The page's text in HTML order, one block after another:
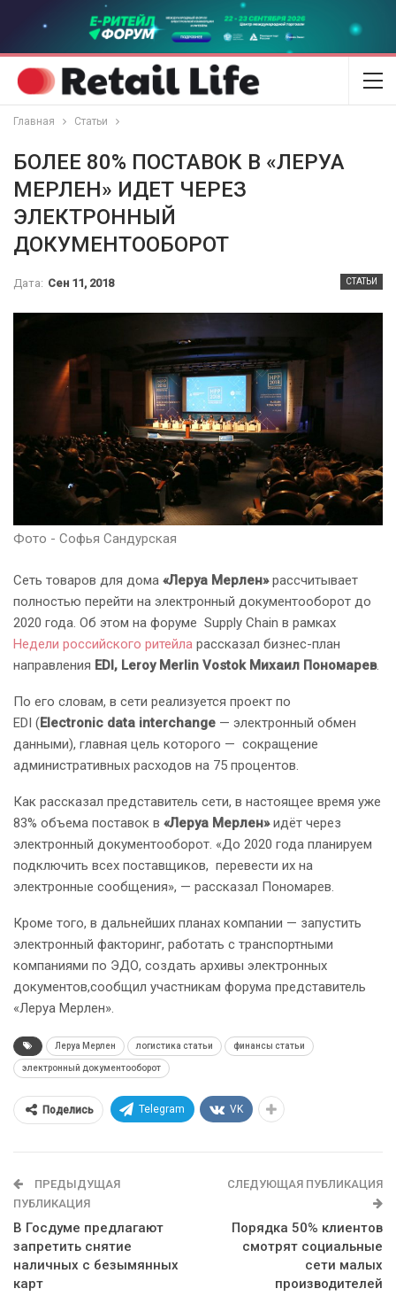
Главная Статьи
БОЛЕЕ 80% ПОСТАВОК В «ЛЕРУА
МЕРЛЕН» ИДЕТ ЧЕРЕЗ
ЭЛЕКТРОННЫЙ
ДОКУМЕНТООБОРОТ
СТАТЬИ
Дата: Сен 11, 2018
Фото - Софья Сандурская
Сеть товаров для дома «Леруа Мерлен»рассчитывает
полностью перейти на электронный документооборот до
2020 года. Об этом на форуме Supply Chain в рамках
Недели российского ритейла рассказал бизнес-план
направления EDI, Leroy Merlin Vostok Михаил Пономарев.
По его словам, в сети реализуется проект по
EDI (Electronic data interchange — электронный обмен
данными), главная цель которого — сокращение
административных расходов на 75 процентов.
Как рассказал представитель сети, в настоящее время уже
83% объема поставок в «Леруа Мерлен»идёт через
электронный документооборот. «До 2020 года планируем
подключить всех поставщиков, перевести их на
электронные сообщения», — рассказал Пономарев.
Кроме того, в дальнейших планах компании — запустить
электронный факторинг, работать с транспортными
компаниями по ЭДО, создать архивы электронных
документов,сообщил участникам форума представитель
«Леруа Мерлен».
Леруа Мерлен логистика статьи финансы статьи
электронный документооборот
Поделись Telegram VK
ПРЕДЫДУЩАЯ
ПУБЛИКАЦИЯ
В Госдуме предлагают
запретить снятие
наличных с безымянных
карт
СЛЕДУЮЩАЯ ПУБЛИКАЦИЯ
Порядка 50% клиентов
смотрят социальные
сети малых
производителей